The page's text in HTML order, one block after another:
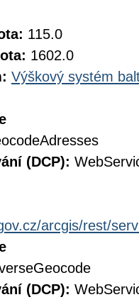
115.0
1602.0
Výškový systém
(DCP):
arcgis/rest/
(DCP):